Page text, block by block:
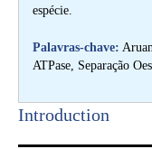
espécie.
Palavras-chave:
ATPase, Separação
Introduction​